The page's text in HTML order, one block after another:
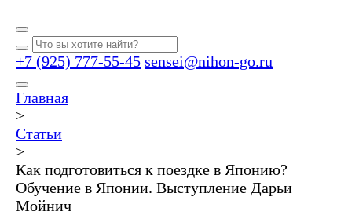
+7 (925) 777-55-45 sensei@nihon-go.ru
Главная
>
Статьи
>
Как подготовиться к поездке в Японию?
Обучение в Японии. Выступление Дарьи
Мойнич